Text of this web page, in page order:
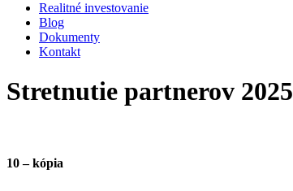
Realitné investovanie
Blog
Dokumenty
Kontakt
Stretnutie partnerov 2025
10 – kópia